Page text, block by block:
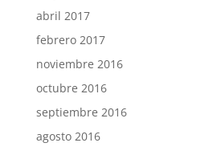
abril 2017
febrero 2017
noviembre 2016
octubre 2016
septiembre 2016
agosto 2016